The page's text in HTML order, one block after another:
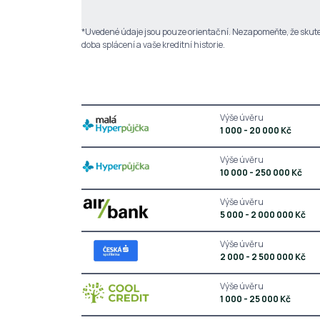
*Uvedené údaje jsou pouze orientační. Nezapomeňte, že
doba splácení a vaše kreditní historie.
Výše úvěru
1 000 - 20 000 Kč
Výše úvěru
10 000 - 250 000 Kč
Výše úvěru
5 000 - 2 000 000 Kč
Výše úvěru
2 000 - 2 500 000 Kč
Výše úvěru
1 000 - 25 000 Kč